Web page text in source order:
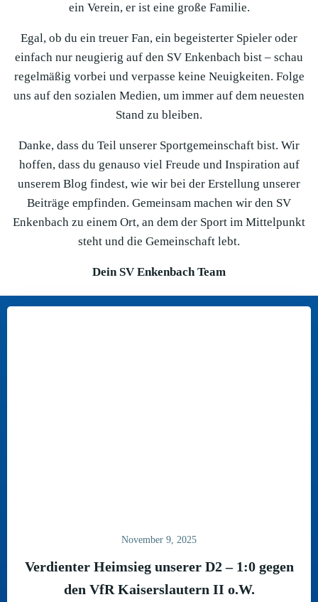
ein Verein, er ist eine große Familie.
Egal, ob du ein treuer Fan, ein begeisterter Spieler oder
einfach nur neugierig auf den SV Enkenbach bist – schau
regelmäßig vorbei und verpasse keine Neuigkeiten. Folge
uns auf den sozialen Medien, um immer auf dem neuesten
Stand zu bleiben.
Danke, dass du Teil unserer Sportgemeinschaft bist. Wir
hoffen, dass du genauso viel Freude und Inspiration auf
unserem Blog findest, wie wir bei der Erstellung unserer
Beiträge empfinden. Gemeinsam machen wir den SV
Enkenbach zu einem Ort, an dem der Sport im Mittelpunkt
steht und die Gemeinschaft lebt.
Dein SV Enkenbach Team
November 9, 2025
Verdienter Heimsieg unserer D2 – 1:0 gegen
den VfR Kaiserslautern II o.W.